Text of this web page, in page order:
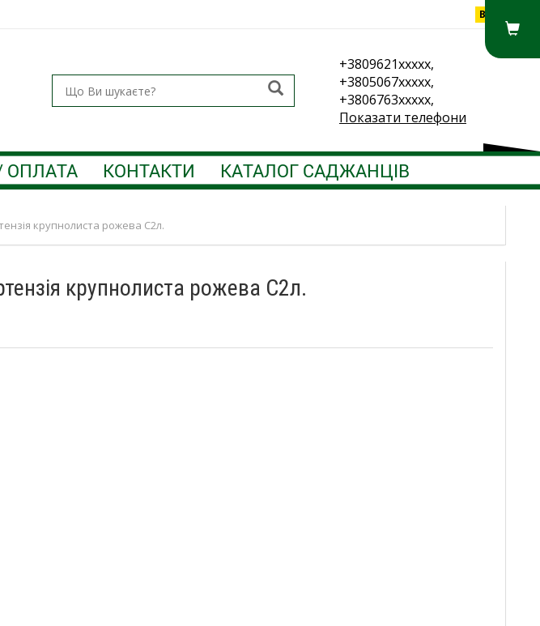
Вхід
+3809621xxxxx,
+3805067xxxxx,
+3806763xxxxx,
Показати телефони
ОПЛАТА КОНТАКТИ КАТАЛОГ САДЖАНЦІВ
крупнолиста рожева С2л.
крупнолиста рожева С2л.